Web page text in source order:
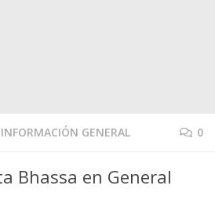
INFORMACIÓN GENERAL 0
Bhassa en General